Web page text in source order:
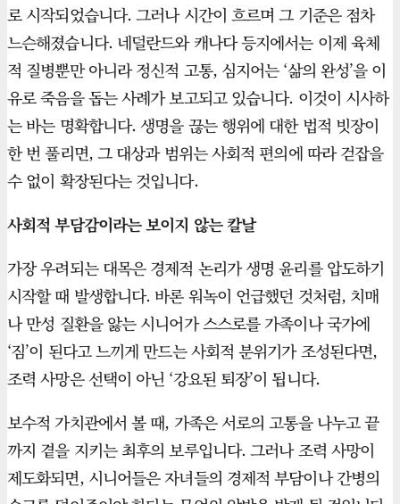
로 시작되었습니다. 그러나 시간이 흐르며 그 기준은 점차
느슨해졌습니다. 네덜란드와 캐나다 등지에서는 이제 육체
적 질병뿐만 아니라 정신적 고통, 심지어는 ‘삶의 완성’을 이
유로 죽음을 돕는 사례가 보고되고 있습니다. 이것이 시사하
는 바는 명확합니다. 생명을 끊는 행위에 대한 법적 빗장이
한 번 풀리면, 그 대상과 범위는 사회적 편의에 따라 걷잡을
수 없이 확장된다는 것입니다.
사회적 부담감이라는 보이지 않는 칼날
가장 우려되는 대목은 경제적 논리가 생명 윤리를 압도하기
시작할 때 발생합니다. 바론 워녹이 언급했던 것처럼, 치매
나 만성 질환을 앓는 시니어가 스스로를 가족이나 국가에
‘짐’이 된다고 느끼게 만드는 사회적 분위기가 조성된다면,
조력 사망은 선택이 아닌 ‘강요된 퇴장’이 됩니다.
보수적 가치관에서 볼 때, 가족은 서로의 고통을 나누고 끝
까지 곁을 지키는 최후의 보루입니다. 그러나 조력 사망이
제도화되면, 시니어들은 자녀들의 경제적 부담이나 간병의